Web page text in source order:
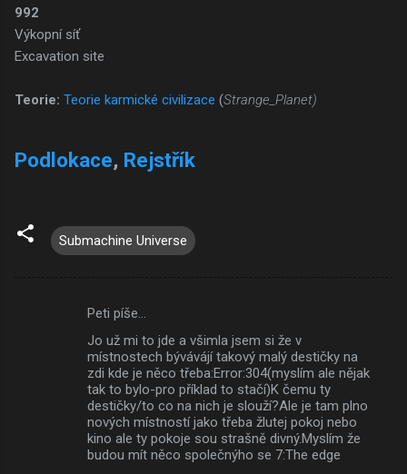
992
Výkopní síť
Excavation site
Teorie: Teorie karmické civilizace (Strange_Planet)
Podlokace, Rejstřík
Submachine Universe
Peti píše…
Jo už mi to jde a všimla jsem si že v
místnostech bývávájí takový malý destičky na
zdi kde je něco třeba:Error:304(myslím ale nějak
tak to bylo-pro příklad to stačí)K čemu ty
destičky/to co na nich je slouží?Ale je tam plno
nových místností jako třeba žlutej pokoj nebo
kino ale ty pokoje sou strašně divný.Myslím že
budou mít něco společnýho se 7:The edge